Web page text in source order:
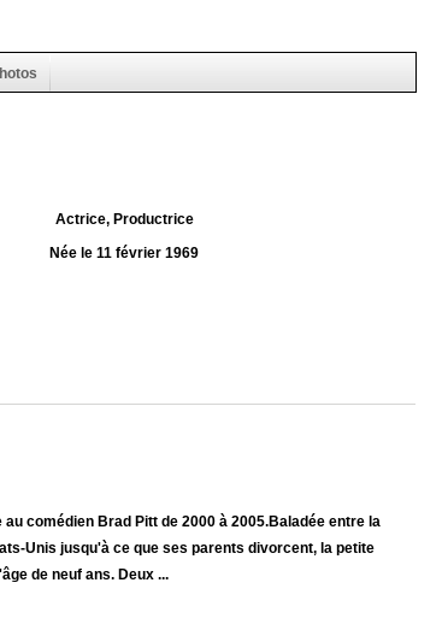
Actrice, Productrice
Née le 11 février 1969
comédien Brad Pitt de 2000 à 2005.Baladée entre la
Unis jusqu'à ce que ses parents divorcent, la petite
de neuf ans. Deux ...